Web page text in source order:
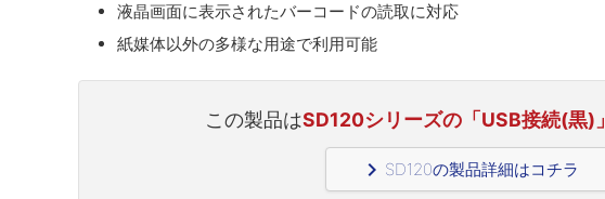
液晶画面に表示されたバーコードの読取に対応
紙媒体以外の多様な用途で利用可能
この製品はSD120シリーズの「USB接続(黒)」
navigate_next SD120の製品詳細はコチラ